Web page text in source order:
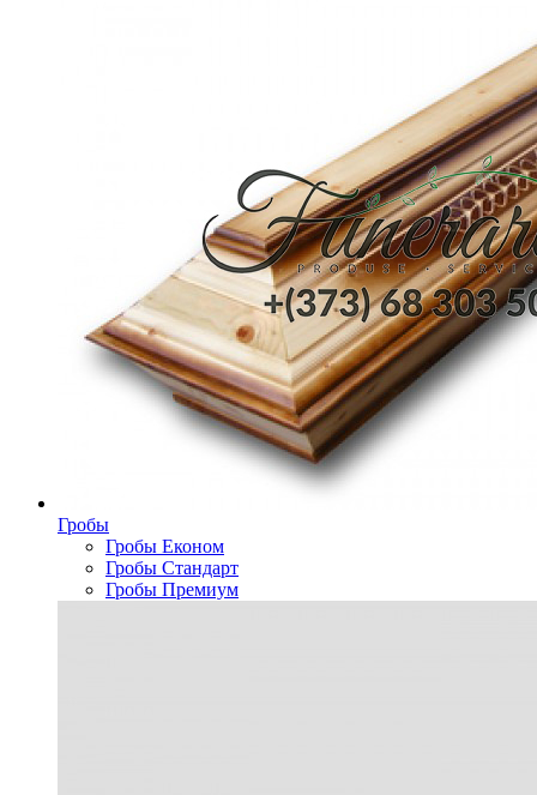
Гробы
Гробы Економ
Гробы Стандарт
Гробы Премиум